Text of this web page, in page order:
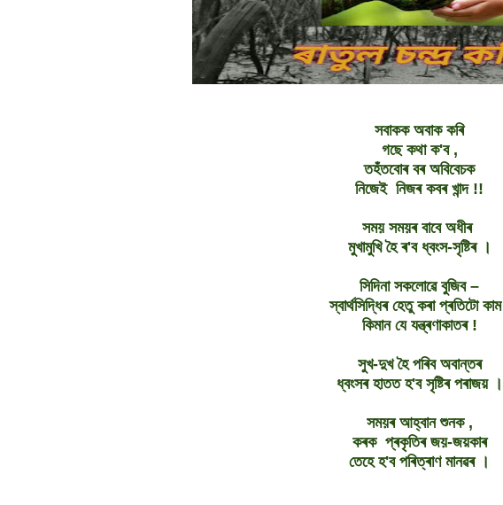
সবাকক অবাক কৰি
গছে কথা ক'ব ,
তহঁতবোৰ বৰ অবিবেচক
নিজেই নিজৰ কবৰ খান্দ !!
সময় সময়ৰ বাবে অধীৰ
মুখামুখি হৈ ৰ'ব ধ্বংস-সৃষ্টিৰ ।
সিদিনা সকলোৱে বুজিব –
স্বাৰ্থসিদ্ধিৰ হেতু কৰা প্ৰতিটো কাম
কিমান যে যন্ত্ৰণাকাতৰ !
সুখ-দুখ হৈ পৰিব অবান্তৰ
ধ্বংসৰ হাতত হ'ব সৃষ্টিৰ পৰাজয় ।
সময়ৰ আহ্বান শুনক ,
কৰক প্ৰকৃতিৰ জয়-জয়কাৰ
তেহে হ'ব পৰিত্ৰাণ মানৱৰ ।